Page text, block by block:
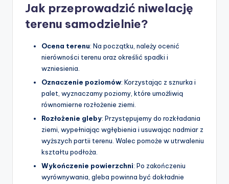
Jak przeprowadzić niwelację
terenu samodzielnie?
Ocena terenu: Na początku, należy ocenić
nierówności terenu oraz określić spadki i
wzniesienia.
Oznaczenie poziomów: Korzystając z sznurka i
palet, wyznaczamy poziomy, które umożliwią
równomierne rozłożenie ziemi.
Rozłożenie gleby: Przystępujemy do rozkładania
ziemi, wypełniając wgłębienia i usuwając nadmiar z
wyższych partii terenu. Walec pomoże w utrwaleniu
kształtu podłoża.
Wykończenie powierzchni: Po zakończeniu
wyrównywania, gleba powinna być dokładnie